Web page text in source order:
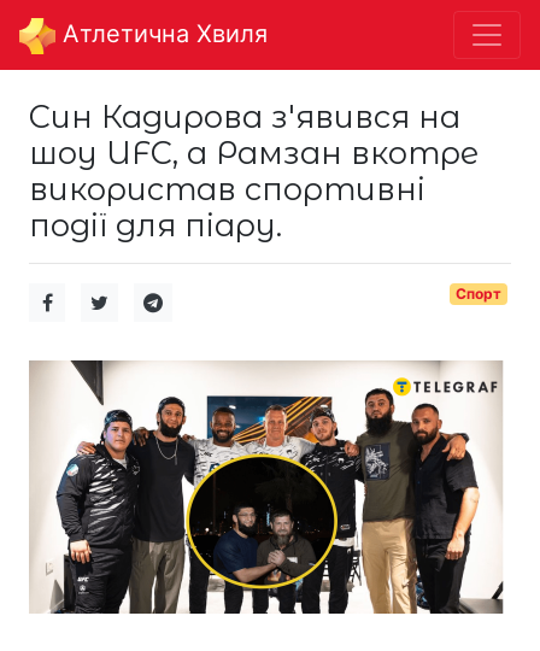
Aтлетична Хвиля
Син Кадирова з'явився на
шоу UFC, а Рамзан вкотре
використав спортивні
події для піару.
Спорт